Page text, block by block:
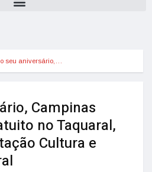
seu aniversário,…
Campinas
no Taquaral,
Cultura e